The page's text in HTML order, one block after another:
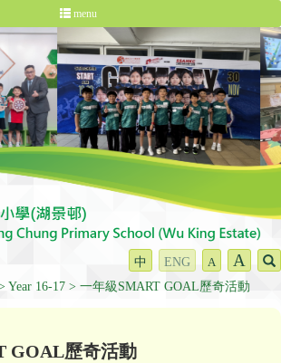
menu
中 ENG A A
Year 16-17 一年級SMART GOAL歷奇活動
GOAL歷奇活動